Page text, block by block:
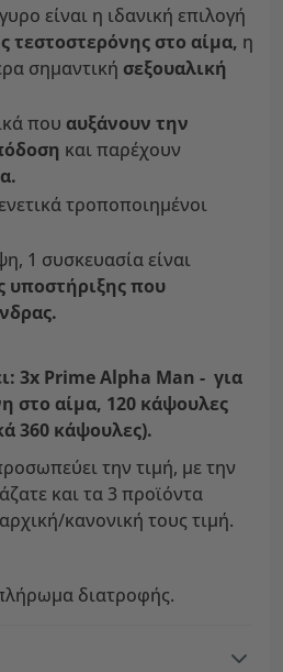
είναι η ιδανική επιλογή
τεστοστερόνης στο αίμα, η
σημαντική σεξουαλική
που αυξάνουν την
και παρέχουν
τροποποιημένοι
1 συσκευασία είναι
υποστήριξης που
3x Prime Alpha Man - για
στο αίμα, 120 κάψουλες
360 κάψουλες).
την τιμή, με την
και τα 3 προϊόντα
κανονική τους τιμή.
διατροφής.